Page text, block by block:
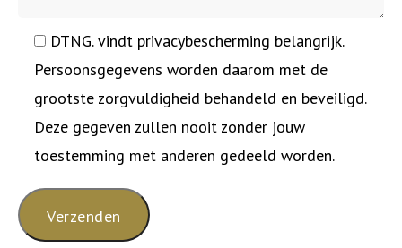
DTNG. vindt privacybescherming belangrijk.
Persoonsgegevens worden daarom met de
grootste zorgvuldigheid behandeld en beveiligd.
Deze gegeven zullen nooit zonder jouw
toestemming met anderen gedeeld worden.